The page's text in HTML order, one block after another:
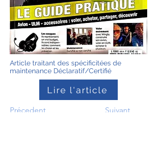
Article traitant des spécificitées de
maintenance Déclaratif/Certifié
Lire l'article
Précedent Suivant